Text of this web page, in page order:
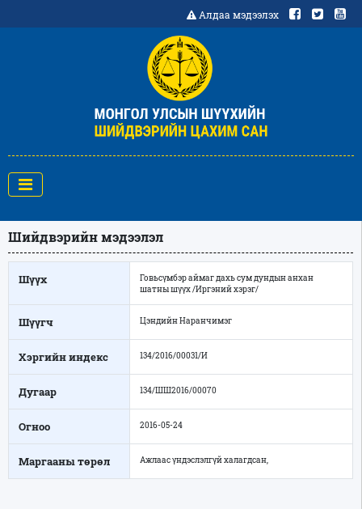
Алдаа мэдээлэх
Шийдвэрийн мэдээлэл
Шүүх
Говьсүмбэр аймаг дахь сум дундын анхан
шатны шүүх /Иргэний хэрэг/
Шүүгч Цэндийн Наранчимэг
Хэргийн индекс 134/2016/00031/И
Дугаар 134/ШШ2016/00070
Огноо 2016-05-24
Маргааны төрөл Ажлаас үндэслэлгүй халагдсан,